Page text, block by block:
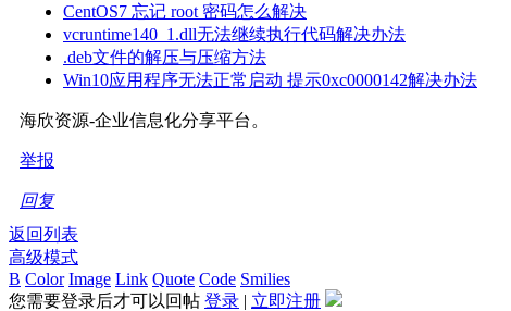
CentOS7 忘记 root 密码怎么解决
vcruntime140_1.dll无法继续执行代码解决办法
.deb文件的解压与压缩方法
Win10应用程序无法正常启动 提示0xc0000142解决办法
海欣资源-企业信息化分享平台。
举报
回复
返回列表
高级模式
B Color Image Link Quote Code Smilies
您需要登录后才可以回帖 登录 | 立即注册